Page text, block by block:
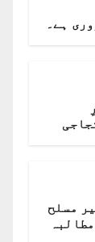
ہے۔
مسلح